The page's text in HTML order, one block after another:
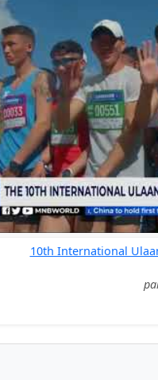
10th International